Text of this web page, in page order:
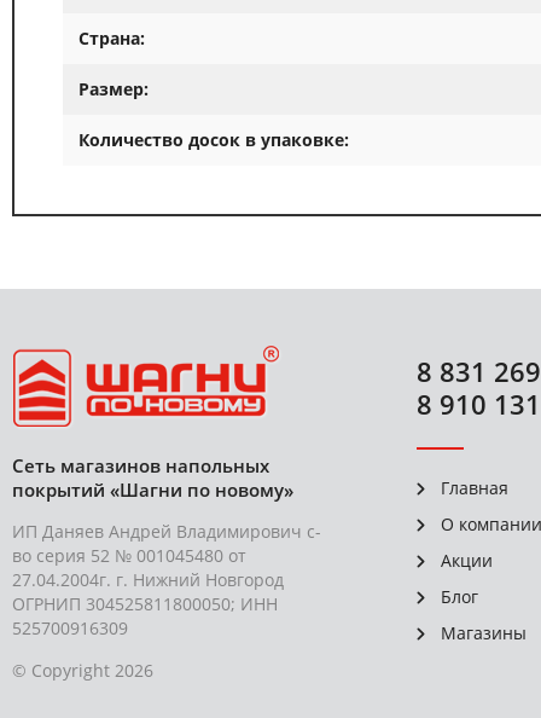
Страна:
Размер:
Количество досок в упаковке:
Сеть магазинов напольных
покрытий «Шагни по новому»
ИП Даняев Андрей Владимирович с-
во серия 52 № 001045480 от
27.04.2004г. г. Нижний Новгород
ОГРНИП 304525811800050; ИНН
525700916309
© Copyright 2026
8 831
8 910
Главная
О компании
Акции
Блог
Магазины